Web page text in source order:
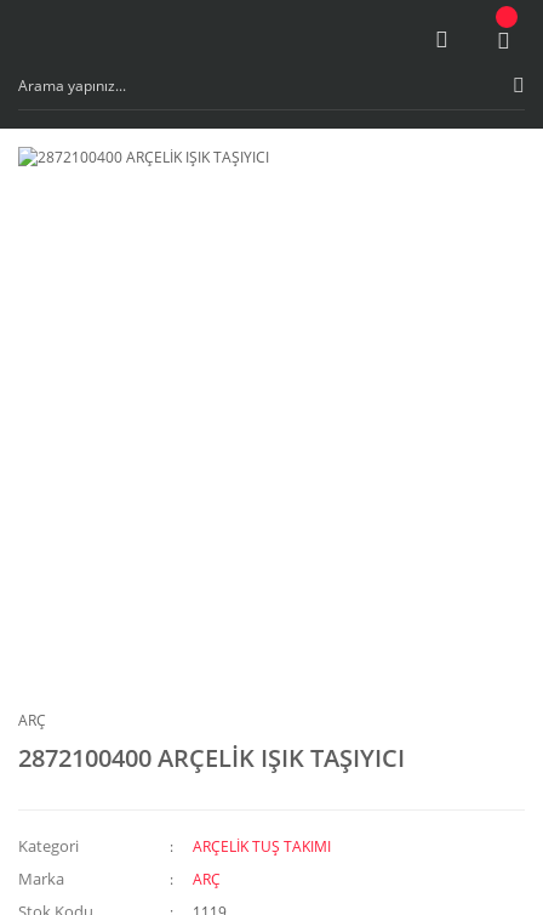
ARÇ
2872100400 ARÇELİK IŞIK TAŞIYICI
Kategori ARÇELİK TUŞ TAKIMI
Marka ARÇ